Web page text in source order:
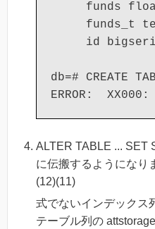
funds
funds_t
id
db=# CREATE
ALTER TABLE ... SET
に伝搬するようになり
(12)(11)
式でないインデックス
テーブル列の